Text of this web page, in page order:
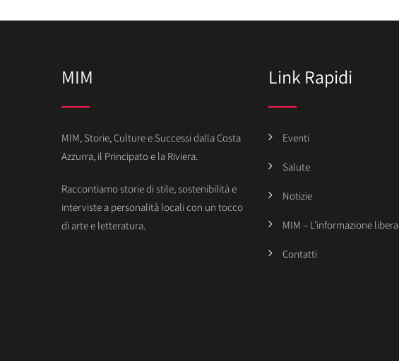
MIM
MIM, Storie, Culture e Successi dalla Costa
Azzurra, il Principato e la Riviera.
Raccontiamo storie di stile, sostenibilità e
interviste a personalità locali con un tocco
di arte e letteratura.
Link Rapidi
Eventi
Salute
Notizie
MIM – L’informazione libera
Contatti